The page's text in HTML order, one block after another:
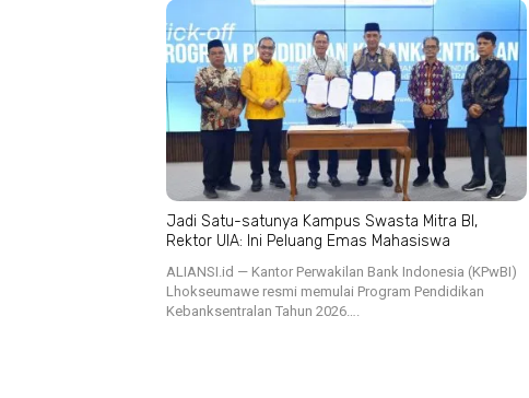
Jadi Satu-satunya Kampus Swasta Mitra BI,
Rektor UIA: Ini Peluang Emas Mahasiswa
ALIANSI.id — Kantor Perwakilan Bank Indonesia (KPwBI)
Lhokseumawe resmi memulai Program Pendidikan
Kebanksentralan Tahun 2026….